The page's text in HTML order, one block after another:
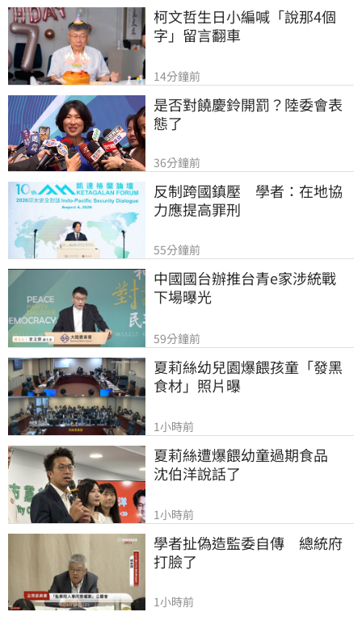
柯文哲生日小編喊「說那4個
字」留言翻車
14分鐘前
是否對饒慶鈴開罰？陸委會表
態了
36分鐘前
反制跨國鎮壓　學者：在地協
力應提高罪刑
55分鐘前
中國國台辦推台青e家涉統戰
下場曝光
59分鐘前
夏莉絲幼兒園爆餵孩童「發黑
食材」照片曝
1小時前
夏莉絲遭爆餵幼童過期食品
沈伯洋說話了
1小時前
學者扯偽造監委自傳　總統府
打臉了
1小時前